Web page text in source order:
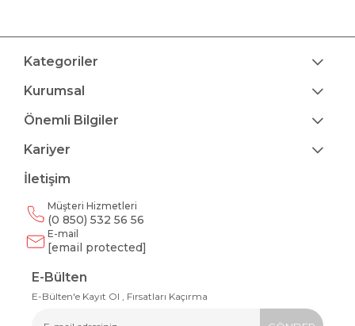
Kategoriler
Kurumsal
Önemli Bilgiler
Kariyer
İletişim
Müşteri Hizmetleri
(0 850) 532 56 56
E-mail
[email protected]
E-Bülten
E-Bülten'e Kayıt Ol , Fırsatları Kaçırma